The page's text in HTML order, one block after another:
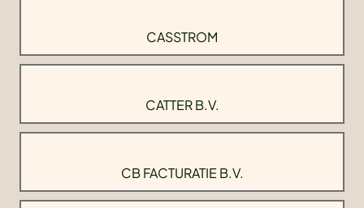
CASSTROM
CATTER B.V.
CB FACTURATIE B.V.